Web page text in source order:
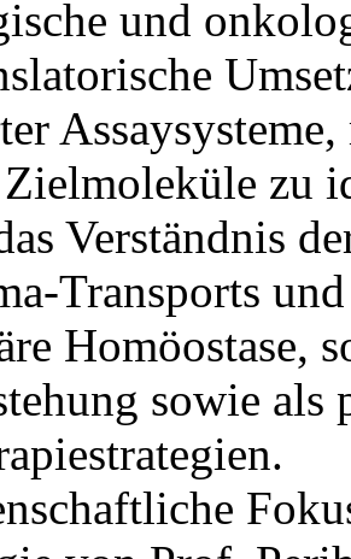
und
zu
Verständnis
Transports
Homöostase,
sowie